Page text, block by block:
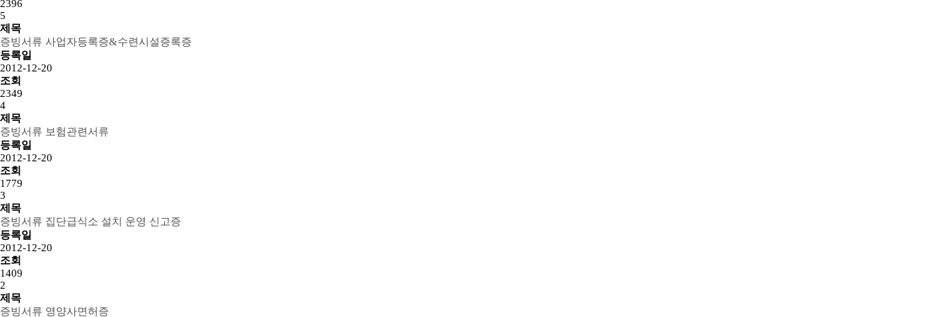
2396
5
제목
증빙서류 사업자등록증&수련시설증록증
등록일
2012-12-20
조회
2349
4
제목
증빙서류 보험관련서류
등록일
2012-12-20
조회
1779
3
제목
증빙서류 집단급식소 설치 운영 신고증
등록일
2012-12-20
조회
1409
2
제목
증빙서류 영양사면허증